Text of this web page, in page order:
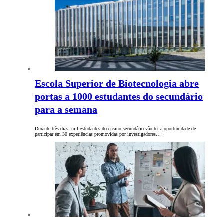
Escola Superior de Biotecnologia abre
portas a 1000 estudantes do secundário
para a semana
Durante três dias, mil estudantes do ensino secundário vão ter a oportunidade de
participar em 30 experiências promovidas por investigadores…